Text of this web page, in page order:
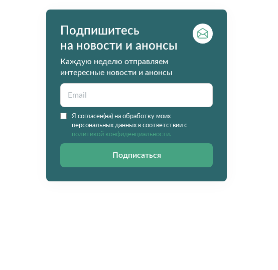
Подпишитесь
на новости и анонсы
Каждую неделю отправляем
интересные новости и анонсы
Я согласен(на) на обработку моих
персональных данных в соответствии с
политикой конфиденциальности.
Подписаться